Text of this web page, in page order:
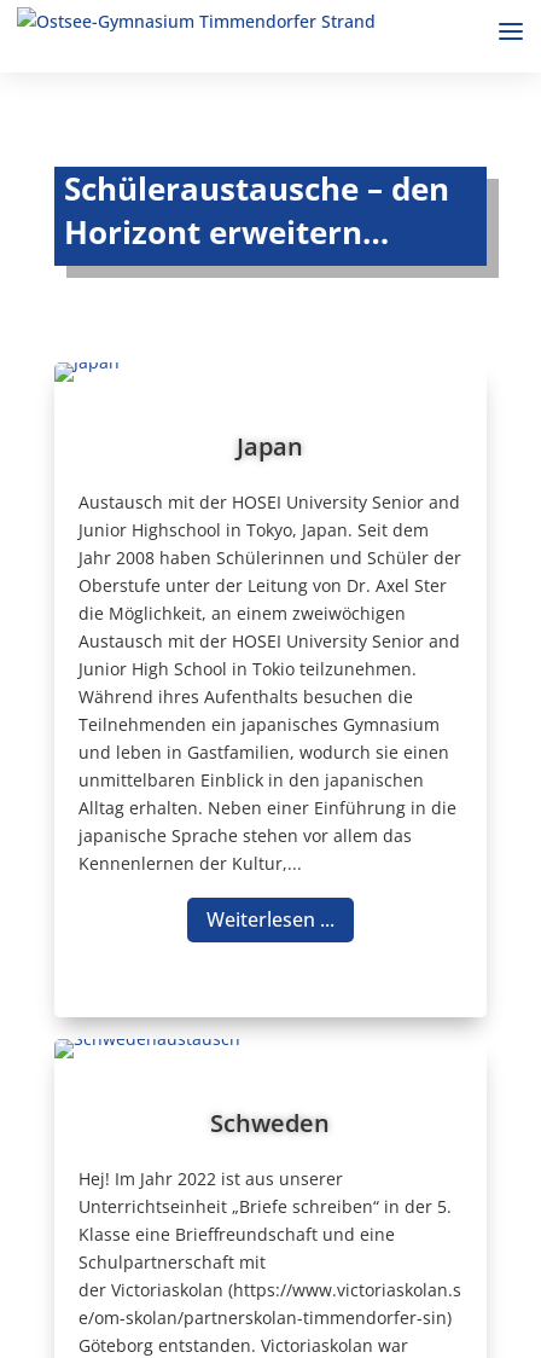
Schüleraustausche – den
Horizont erweitern…
Japan
Austausch mit der HOSEI University Senior and
Junior Highschool in Tokyo, Japan. Seit dem
Jahr 2008 haben Schülerinnen und Schüler der
Oberstufe unter der Leitung von Dr. Axel Ster
die Möglichkeit, an einem zweiwöchigen
Austausch mit der HOSEI University Senior and
Junior High School in Tokio teilzunehmen.
Während ihres Aufenthalts besuchen die
Teilnehmenden ein japanisches Gymnasium
und leben in Gastfamilien, wodurch sie einen
unmittelbaren Einblick in den japanischen
Alltag erhalten. Neben einer Einführung in die
japanische Sprache stehen vor allem das
Kennenlernen der Kultur,...
Weiterlesen ...
Schweden
Hej! Im Jahr 2022 ist aus unserer
Unterrichtseinheit „Briefe schreiben“ in der 5.
Klasse eine Brieffreundschaft und eine
Schulpartnerschaft mit
der Victoriaskolan (https://www.victoriaskolan.s
e/om-skolan/partnerskolan-timmendorfer-sin)
Göteborg entstanden. Victoriaskolan war